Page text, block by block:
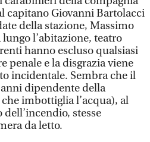
capitano Giovanni Bartolacci
della stazione, Massimo
l’abitazione, teatro
hanno escluso qualsiasi
penale e la disgrazia viene
incidentale. Sembra che il
dipendente della
imbottiglia l’acqua), al
stesse
da letto.